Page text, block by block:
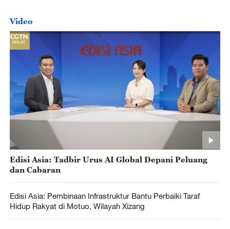
Video
Edisi Asia: Tadbir Urus AI Global Depani Peluang
dan Cabaran
Edisi Asia: Pembinaan Infrastruktur Bantu Perbaiki Taraf
Hidup Rakyat di Motuo, Wilayah Xizang